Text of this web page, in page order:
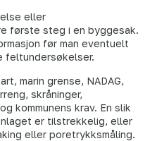
eller
første steg i en byggesak.
før man eventuelt
feltundersøkelser.
marin grense, NADAG,
skråninger,
kommunens krav. En slik
er tilstrekkelig, eller
eller poretrykksmåling.